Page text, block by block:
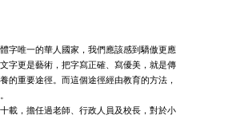
字唯一的華人國家，我們應該感到驕傲更應
字更是藝術，把字寫正確、寫優美，就是傳
的重要途徑。而這個途徑經由教育的方法，
載，擔任過老師、行政人員及校長，對於小